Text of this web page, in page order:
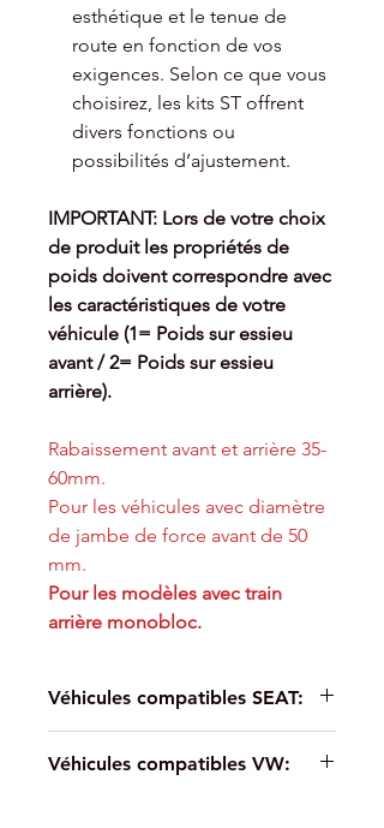
esthétique et le tenue de
route en fonction de vos
exigences. Selon ce que vous
choisirez, les kits ST offrent
divers fonctions ou
possibilités d’ajustement.
IMPORTANT: Lors de votre choix
de produit les propriétés de
poids doiventcorrespondre avec
les caractéristiques de votre
véhicule (1= Poids sur essieu
avant / 2= Poids sur essieu
arrière).
Rabaissement avant et arrière 35-
60mm.
Pour les véhicules avec diamètre
de jambe de force avant de 50
mm.
Pour les modèles avec train
arrière monobloc.
Véhicules compatibles SEAT:
2.0 TDI - 85kw - 4cyl - Traction
Véhicules compatibles VW: